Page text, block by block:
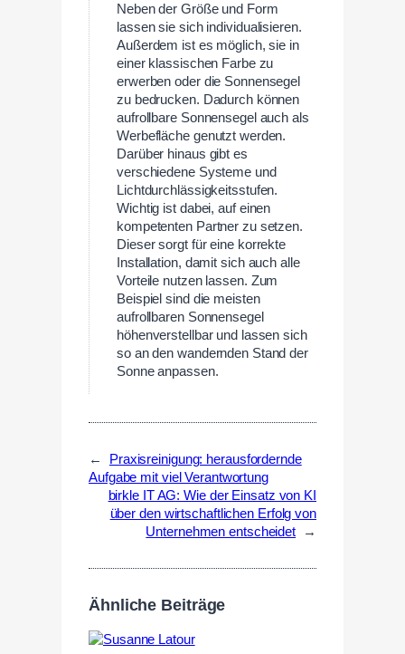
Neben der Größe und Form
lassen sie sich individualisieren.
Außerdem ist es möglich, sie in
einer klassischen Farbe zu
erwerben oder die Sonnensegel
zu bedrucken. Dadurch können
aufrollbare Sonnensegel auch als
Werbefläche genutzt werden.
Darüber hinaus gibt es
verschiedene Systeme und
Lichtdurchlässigkeitsstufen.
Wichtig ist dabei, auf einen
kompetenten Partner zu setzen.
Dieser sorgt für eine korrekte
Installation, damit sich auch alle
Vorteile nutzen lassen. Zum
Beispiel sind die meisten
aufrollbaren Sonnensegel
höhenverstellbar und lassen sich
so an den wandernden Stand der
Sonne anpassen.
←
Praxisreinigung: herausfordernde
Aufgabe mit viel Verantwortung
birkle IT AG: Wie der Einsatz von KI
über den wirtschaftlichen Erfolg von
Unternehmen entscheidet
→
Ähnliche Beiträge